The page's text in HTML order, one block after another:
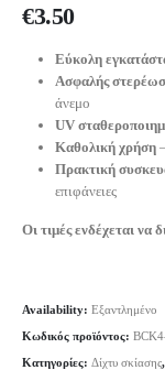
€3.50
Εύκολη
Ασφαλής
άνεμο
UV
Καθολική χρήση
Πρακτική
επιφάνειες
Οι τιμές ενδέχεται
Availability: Εξαντλημένο
Κωδικός προϊόντος:
Κατηγορίες: Δίχτυ σκίασης,